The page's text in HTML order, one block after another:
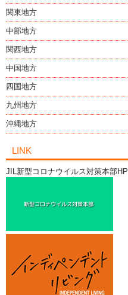
関東地方
中部地方
関西地方
中国地方
四国地方
九州地方
沖縄地方
LINK
JIL新型コロナウイルス対策本部HP